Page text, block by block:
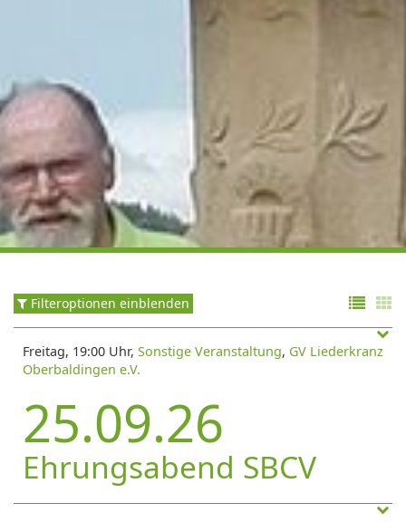
Filteroptionen einblenden
Freitag, 19:00 Uhr, Sonstige Veranstaltung, GV Liederkranz
Oberbaldingen e.V.
25.09.26
Ehrungsabend SBCV